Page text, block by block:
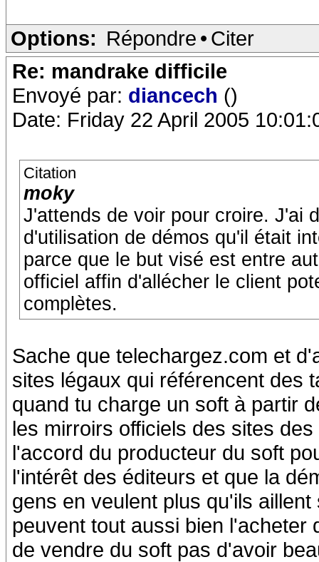
Options: Répondre • Citer
Re: mandrake difficile
Envoyé par: diancech ()
Date: Friday 22 April 2005
Citation
moky
J'attends de voir pour croire. J'ai
d'utilisation de démos qu'il était
parce que le but visé est entre
officiel affin d'allécher le client
complètes.
Sache que telechargez.com et
sites légaux qui référencent des
quand tu charge un soft à partir
les mirroirs officiels des sites
l'accord du producteur du soft
l'intérêt des éditeurs et que la
gens en veulent plus qu'ils
peuvent tout aussi bien l'acheter
de vendre du soft pas d'avoir